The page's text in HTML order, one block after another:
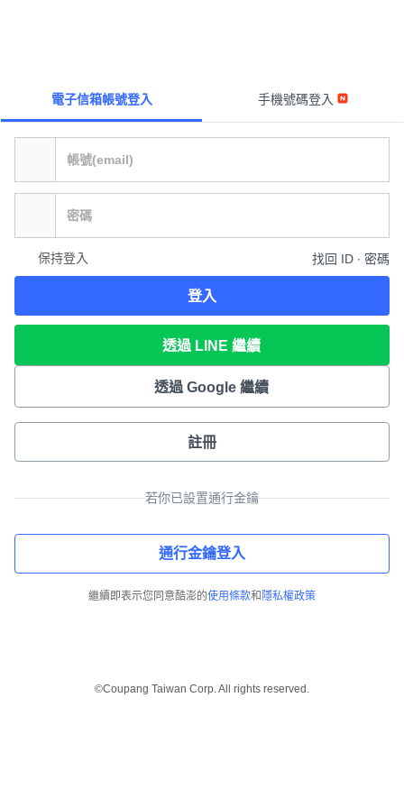
電子信箱帳號登入 手機號碼登入
保持登入 找回 ID ∙ 密碼
登入
透過 LINE 繼續
透過 Google 繼續
註冊
若你已設置通行金鑰
通行金鑰登入
繼續即表示您同意酷澎的使用條款和 隱私權政策
©Coupang Taiwan Corp. All rights reserved.